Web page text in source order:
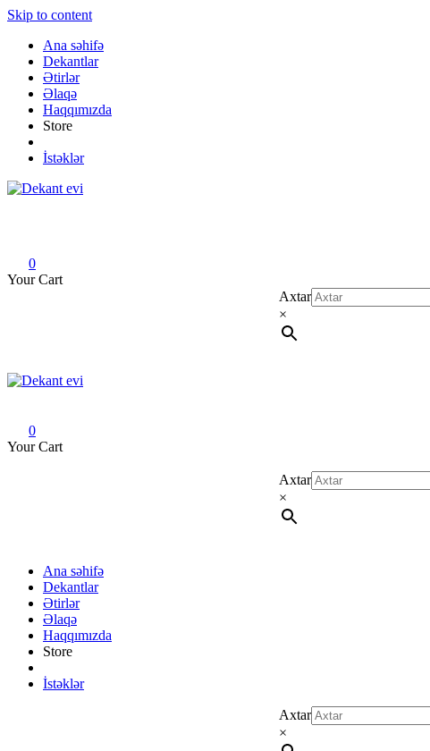
Skip to content
Ana səhifə
Dekantlar
Ətirlər
Əlaqə
Haqqımızda
Store
İstəklər
0
Your Cart
Axtar
×
0
Your Cart
Axtar
×
Ana səhifə
Dekantlar
Ətirlər
Əlaqə
Haqqımızda
Store
İstəklər
Axtar
×